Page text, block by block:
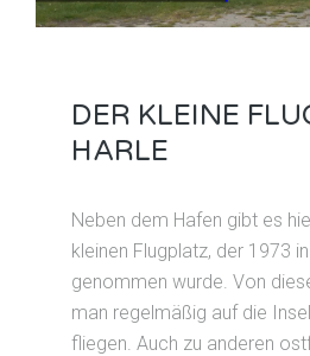
DER KLEINE
HARLE
Neben dem Hafen gibt es
kleinen Flugplatz, der 1973
genommen wurde. Von
man regelmäßig auf die
fliegen. Auch zu anderen